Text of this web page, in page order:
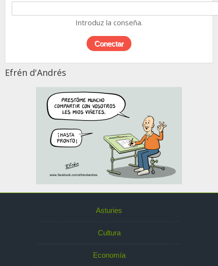
Introduz la conseña.
Efrén d'Andrés
Asturies
Cultura
Economía